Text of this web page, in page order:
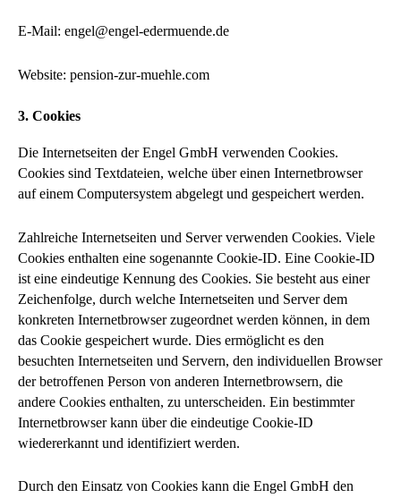
E-Mail: engel@engel-edermuende.de
Website: pension-zur-muehle.com
3. Cookies
Die Internetseiten der Engel GmbH verwenden Cookies.
Cookies sind Textdateien, welche über einen Internetbrowser
auf einem Computersystem abgelegt und gespeichert werden.
Zahlreiche Internetseiten und Server verwenden Cookies. Viele
Cookies enthalten eine sogenannte Cookie-ID. Eine Cookie-ID
ist eine eindeutige Kennung des Cookies. Sie besteht aus einer
Zeichenfolge, durch welche Internetseiten und Server dem
konkreten Internetbrowser zugeordnet werden können, in dem
das Cookie gespeichert wurde. Dies ermöglicht es den
besuchten Internetseiten und Servern, den individuellen Browser
der betroffenen Person von anderen Internetbrowsern, die
andere Cookies enthalten, zu unterscheiden. Ein bestimmter
Internetbrowser kann über die eindeutige Cookie-ID
wiedererkannt und identifiziert werden.
Durch den Einsatz von Cookies kann die Engel GmbH den